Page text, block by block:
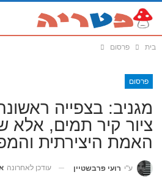
בית פרסום
פרסום
מגניב: בצפייה
ציור קיר תמים, אלא
האמת היצירתית
ע"י רועי פרבשטיין עודכן לאחרונה